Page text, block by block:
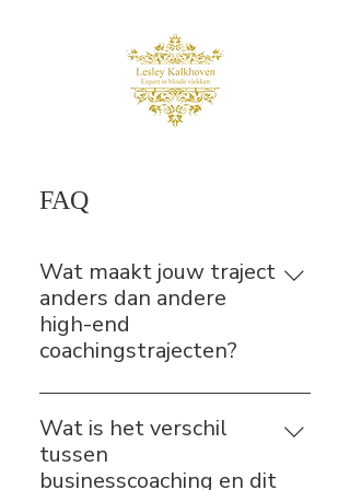
FAQ
Wat maakt jouw traject
anders dan andere
high-end
coachingstrajecten?
De meeste trajecten blijven aan de
oppervlakte: mindset, doelen,
gedrag. Dit traject gaat dieper. We
leggen bloot waar het echt
Wat is het verschil
tussen
businesscoaching en dit